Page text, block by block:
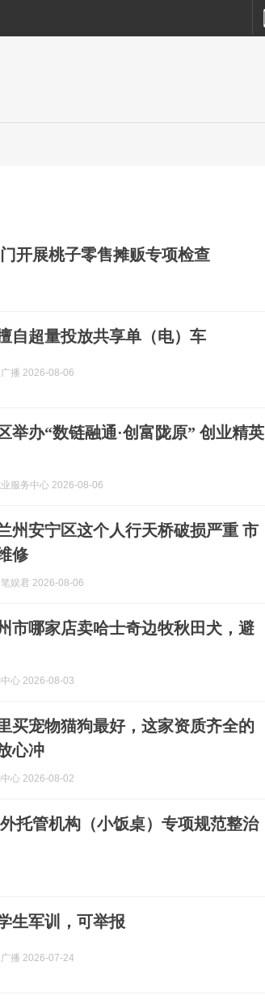
开展桃子零售摊贩专项检查
自超量投放共享单（电）车
播 2026-08-06
举办“数链融通·创富陇原” 创业精英
服务中心 2026-08-06
州安宁区这个人行天桥破损严重 市
修
娱君 2026-08-06
市哪家店卖哈士奇边牧秋田犬，避
心 2026-08-03
买宠物猫狗最好，这家资质齐全的
心冲
心 2026-08-02
托管机构（小饭桌）专项规范整治
生军训，可举报
播 2026-07-24